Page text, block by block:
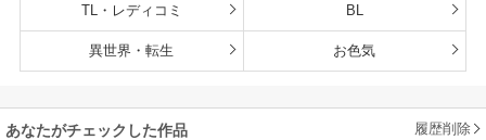
TL・レディコミ BL
異世界・転生 お色気
あなたがチェックした作品 履歴削除